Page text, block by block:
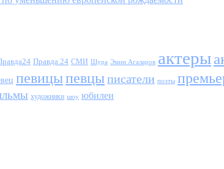
Правда 24 СМИ Шура Эмин Агаларов актеры
певицыпевцыписатели поэты
художники шоу юбилеи